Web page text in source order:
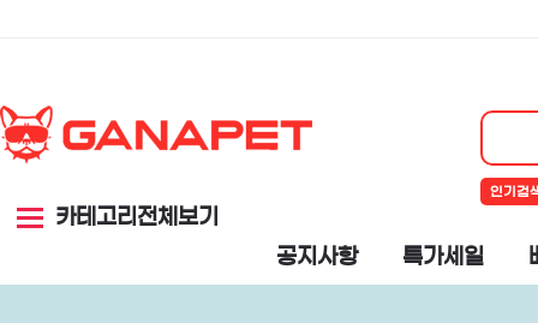
카테고리전체보기
인기검
공지사항 특가세일